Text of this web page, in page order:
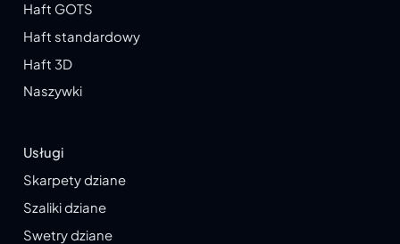
Haft GOTS
Haft standardowy
Haft 3D
Naszywki
Usługi
Skarpety dziane
Szaliki dziane
Swetry dziane